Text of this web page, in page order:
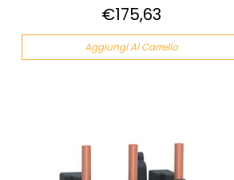
€175,63
Aggiungi Al Carrello